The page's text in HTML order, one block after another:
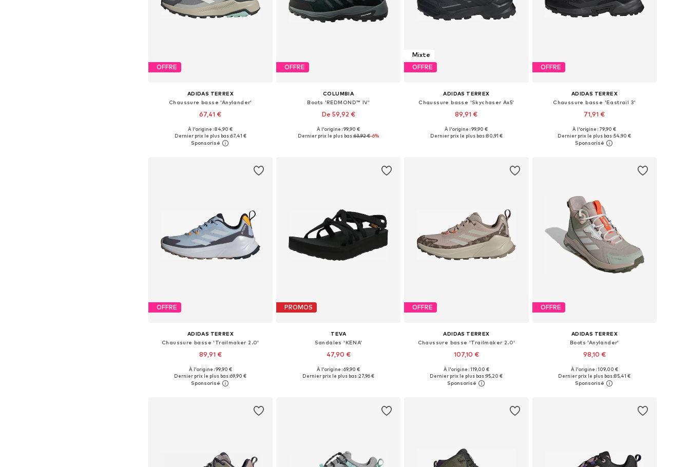
OFFRE
ADIDAS TERREX
Chaussure basse 'Anylander'
67,41 €
Disponible en plusieurs tailles
Ajouter au panier
À l'origine : 84,90 €
Dernier prix le plus bas :67,41 €
OFFRE
COLUMBIA
Boots 'REDMOND™ IV'
De 59,92 €
Tailles disponibles: 37, 38, 39, 39,5
À l'origine : 99,90 €
Dernier prix le plus bas :63,92 €-6%
Mixte
OFFRE
ADIDAS TERREX
Chaussure basse 'Skychaser Ax5'
89,91 €
Disponible en plusieurs tailles
À l'origine : 99,90 €
Dernier prix le plus bas :80,91 €
OFFRE
ADIDAS TERREX
Chaussure basse 'Eastrail 3'
71,91 €
+1
Disponible en plusieurs tailles
Ajouter au panier
À l'origine : 79,90 €
Dernier prix le plus bas :54,90 €
OFFRE
ADIDAS TERREX
Chaussure basse 'Trailmaker 2.0'
89,91 €
Disponible en plusieurs tailles
Ajouter au panier
À l'origine : 99,90 €
Dernier prix le plus bas :69,90 €
PROMOS
TEVA
Sandales 'KENA'
47,90 €
Tailles disponibles: 37
À l'origine : 69,90 €
Dernier prix le plus bas :27,96 €
OFFRE
ADIDAS TERREX
Chaussure basse 'Trailmaker 2.0'
107,10 €
Disponible en plusieurs tailles
Ajouter au panier
À l'origine : 119,00 €
Dernier prix le plus bas :95,20 €
OFFRE
ADIDAS TERREX
Boots 'Anylander'
98,10 €
Disponible en plusieurs tailles
Ajouter au panier
À l'origine : 109,00 €
Dernier prix le plus bas :85,41 €